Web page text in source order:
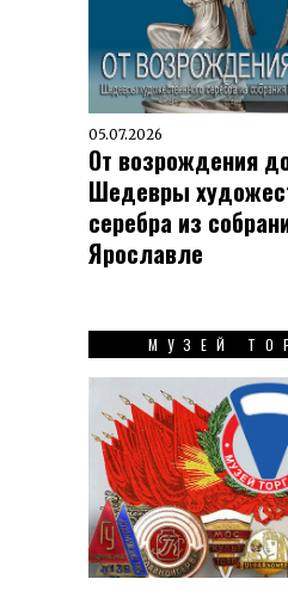
05.07.2026
От возрождения
Шедевры
серебра из
Ярославле
МУЗЕЙ